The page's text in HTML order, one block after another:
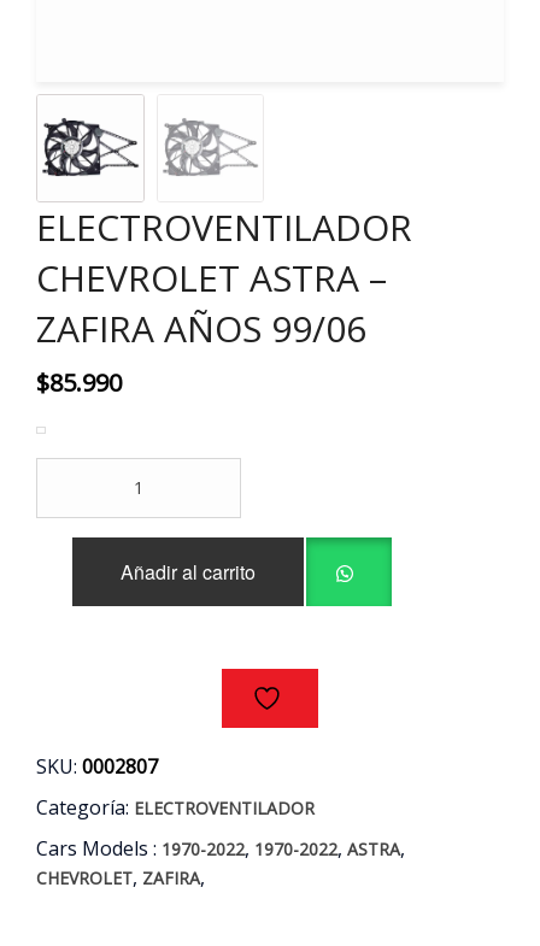
ELECTROVENTILADOR
CHEVROLET ASTRA –
ZAFIRA AÑOS 99/06
$85.990
ASTRA
Añadir al carrito
SKU: 0002807
Categoría: ELECTROVENTILADOR
Cars Models : 1970-2022, 1970-2022, ASTRA,
CHEVROLET, ZAFIRA,